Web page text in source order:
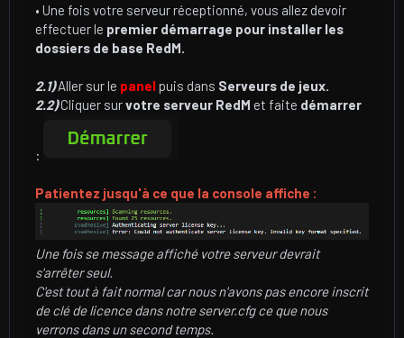
• Une fois votre serveur réceptionné, vous allez devoir
effectuer le premier démarrage pour installer les
dossiers de base RedM.
2.1)Aller sur le panelpuis dans Serveurs de jeux.
2.2)Cliquer survotre serveur RedM et faite démarrer
:
Patientez jusqu'à ce que la console affiche :
Une fois se message affiché votre serveur devrait
s'arrêter seul.
C'est tout à fait normal car nous n'avons pas encore inscrit
de clé de licence dans notre server.cfg ce que nous
verrons dans un second temps.